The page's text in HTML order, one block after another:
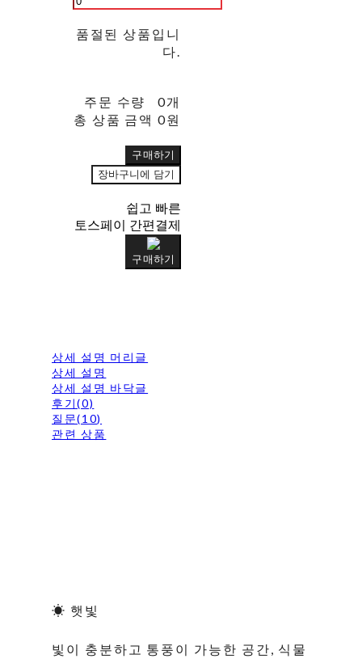
품절된 상품입니
다.
주문 수량
0개
총 상품 금액 0원
구매하기
장바구니에 담기
쉽고 빠른
토스페이 간편결제
구매하기
상세 설명 머리글
상세 설명
상세 설명 바닥글
후기(0)
질문(10)
관련 상품
☀ 햇빛
빛이 충분하고 통풍이 가능한 공간, 식물